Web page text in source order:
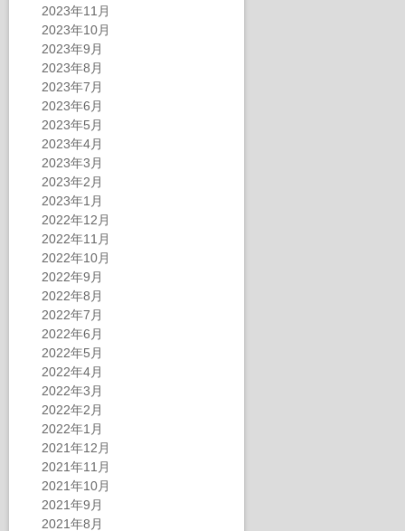
2023年11月
2023年10月
2023年9月
2023年8月
2023年7月
2023年6月
2023年5月
2023年4月
2023年3月
2023年2月
2023年1月
2022年12月
2022年11月
2022年10月
2022年9月
2022年8月
2022年7月
2022年6月
2022年5月
2022年4月
2022年3月
2022年2月
2022年1月
2021年12月
2021年11月
2021年10月
2021年9月
2021年8月